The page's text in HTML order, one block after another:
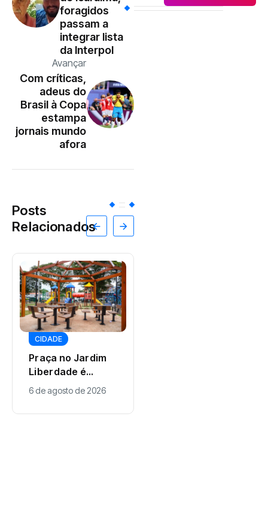
foragidos
passam a
integrar lista
da Interpol
Avançar
Com críticas,
adeus do
Brasil à Copa
estampa
jornais mundo
afora
Posts
Relacionados
CIDADE
Praça no Jardim
Liberdade é
revitalizada com
novos espaços de
lazer e
6 de agosto de 2026